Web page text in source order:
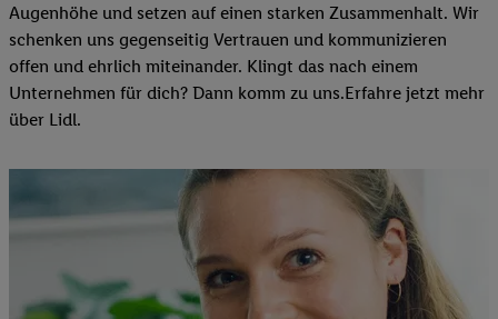
Augenhöhe und setzen auf einen starken Zusammenhalt. Wir
schenken uns gegenseitig Vertrauen und kommunizieren
offen und ehrlich miteinander. Klingt das nach einem
Unternehmen für dich? Dann komm zu uns.​Erfahre jetzt mehr
über Lidl.